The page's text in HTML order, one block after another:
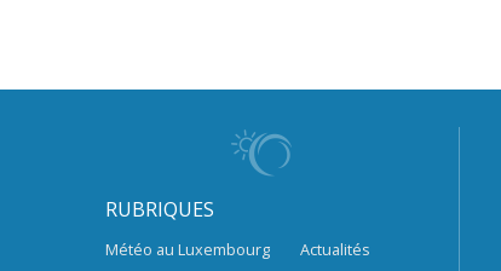
RUBRIQUES
Météo au Luxembourg
Actualités